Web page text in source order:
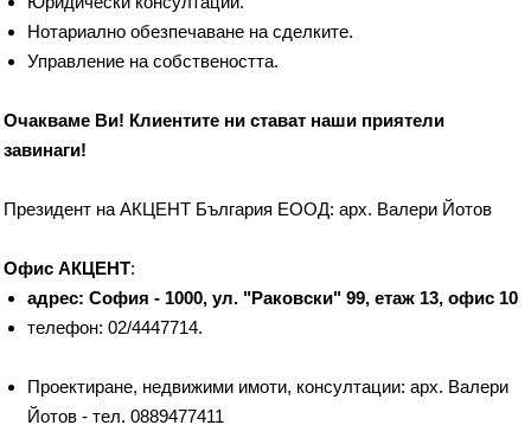
Нотариално обезпечаване на сделките.
Управление на собствеността.
Очакваме Ви! Клиентите ни стават наши приятели
завинаги!
Президент на АКЦЕНТ България ЕООД: арх. Валери Йотов
Офис АКЦЕНТ:
адрес: София - 1000, ул. "Раковски" 99, етаж 13, офис 10
телефон: 02/4447714.
Проектиране, недвижими имоти, консултации: арх. Валери
Йотов - тел. 0889477411